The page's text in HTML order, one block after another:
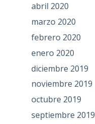
abril 2020
marzo 2020
febrero 2020
enero 2020
diciembre 2019
noviembre 2019
octubre 2019
septiembre 2019